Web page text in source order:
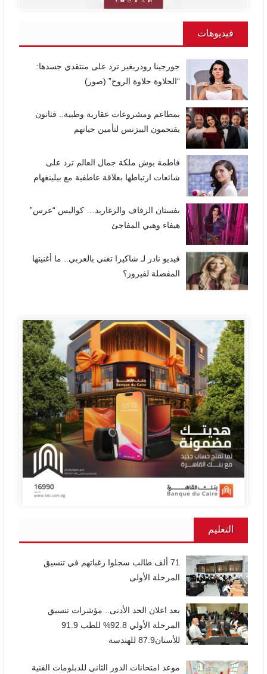
فيديوهات
جورجينا رودريغيز ترد على منتقدي جسدها:
“الحلاوة حلاوة الروح” (صور)
بمطاعم ومشروعات عقارية وطبية.. فنانون
يقتحمون البيزنس لتأمين حياتهم
فاطمة بوش ملكة جمال العالم ترد على
شائعات ارتباطها بعلاقة عاطفية مع بيلينغهام
بفستان الزفاف والزغاريد… كواليس “عرس”
هيفاء وهبي المفاجئ
فيديو نادر لـ شاكيرا تغني بالعربي.. ما أغنيتها
المفضلة لفيروز؟
التعليم
71 ألف طالب سجلوا رغباتهم في تنسيق
المرحلة الأولى
بعد اعلان الحد الأدنى.. مؤشرات تنسيق
المرحلة الأولي 92.8% للطب 91.9
للأسنان87.9 للهندسة
موعد امتحانات الدور الثاني للدبلومات الفنية